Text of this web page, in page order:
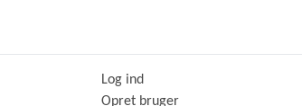
Log ind
Opret bruger